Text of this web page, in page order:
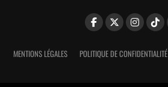
MENTIONS LÉGALES POLITIQUE DE CONFIDENTIALITÉ